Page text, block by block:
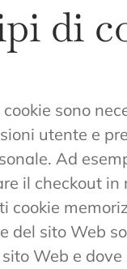
di
cookie sono
utente e
Ad
il checkout in
cookie
del sito Web
Web e